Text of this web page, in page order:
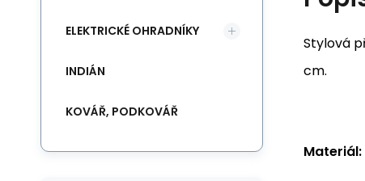
Stylová
cm.
Materiál:
ELEKTRICKÉ OHRADNÍKY
INDIÁN
KOVÁŘ, PODKOVÁŘ